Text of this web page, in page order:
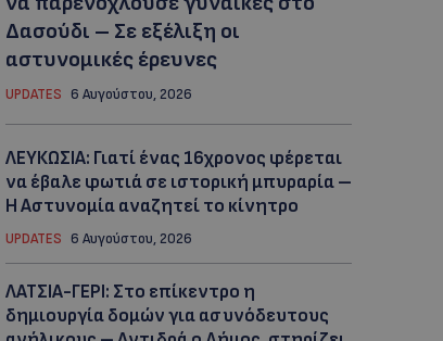
Δασούδι – Σε εξέλιξη οι
αστυνομικές έρευνες
UPDATES 6 Αυγούστου, 2026
ΛΕΥΚΩΣΙΑ: Γιατί ένας 16χρονος φέρεται
να έβαλε φωτιά σε ιστορική μπυραρία –
Η Αστυνομία αναζητεί το κίνητρο
UPDATES 6 Αυγούστου, 2026
ΛΑΤΣΙΑ-ΓΕΡΙ: Στο επίκεντρο η
δημιουργία δομών για ασυνόδευτους